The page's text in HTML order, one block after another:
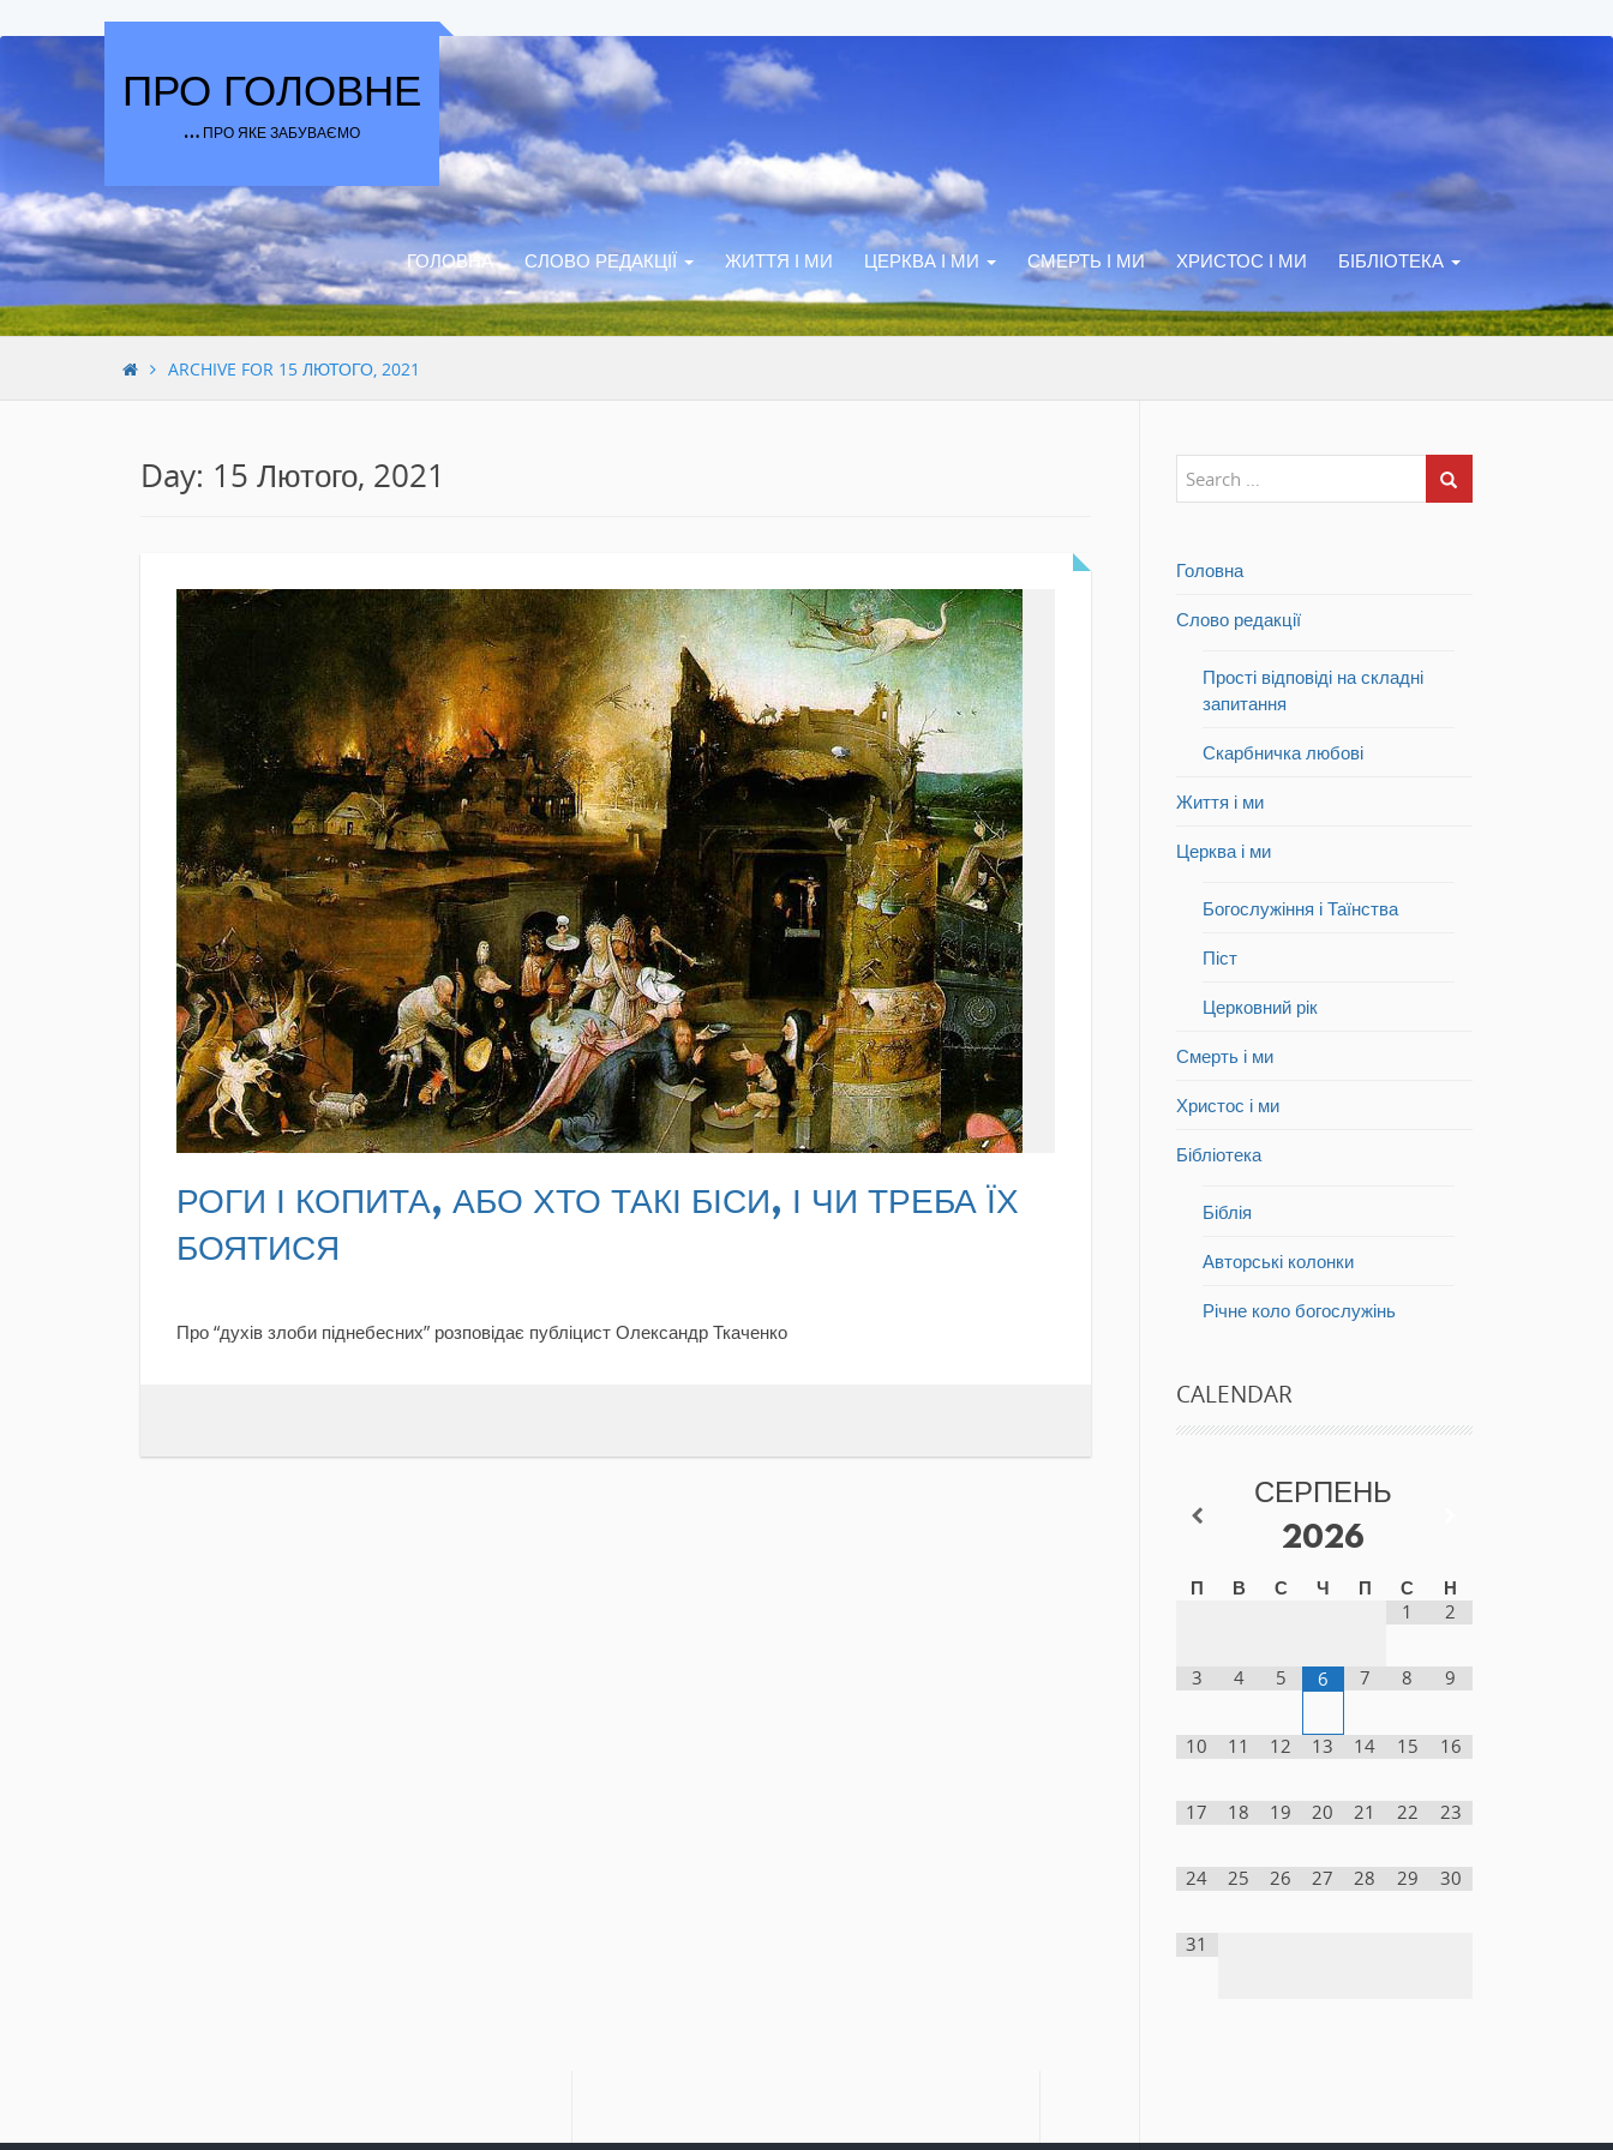
Skip to content
ПРО ГОЛОВНЕ
… ПРО ЯКЕ ЗАБУВАЄМО
ГОЛОВНА СЛОВО РЕДАКЦІЇ ЖИТТЯ І МИ ЦЕРКВА І МИ СМЕРТЬ І МИ ХРИСТОС І МИ БІБЛІОТЕКА
ARCHIVE FOR 15 ЛЮТОГО, 2021
Day: 15 Лютого, 2021
READ MORE
РОГИ І КОПИТА, АБО ХТО ТАКІ БІСИ, І ЧИ ТРЕБА ЇХ
БОЯТИСЯ
Про “духів злоби піднебесних” розповідає публіцист Олександр Ткаченко
Головна
Слово редакції
Прості відповіді на складні
запитання
Скарбничка любові
Життя і ми
Церква і ми
Богослужіння і Таїнства
Піст
Церковний рік
Смерть і ми
Христос і ми
Бібліотека
Біблія
Авторські колонки
Річне коло богослужінь
CALENDAR
СЕРПЕНЬ
2026
П В С Ч П С
Н
1
2
3 4 5 6 7 8 9
10 11 12 13 14 15 16
17 18 19 20 21 22 23
24 25 26 27 28 29 30
31